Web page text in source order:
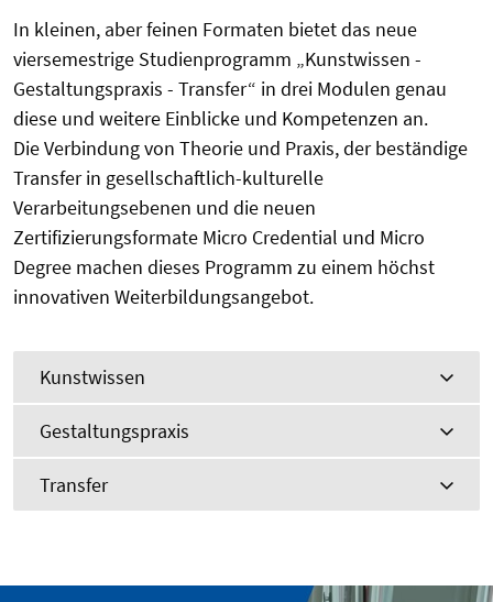
In kleinen, aber feinen Formaten bietet das neue
viersemestrige Studienprogramm „Kunstwissen -
Gestaltungspraxis - Transfer“ in drei Modulen genau
diese und weitere Einblicke und Kompetenzen an.
Die Verbindung von Theorie und Praxis, der beständige
Transfer in gesellschaftlich-kulturelle
Verarbeitungsebenen und die neuen
Zertifizierungsformate Micro Credential und Micro
Degree machen dieses Programm zu einem höchst
innovativen Weiterbildungsangebot.
Kunstwissen
Gestaltungspraxis
Transfer